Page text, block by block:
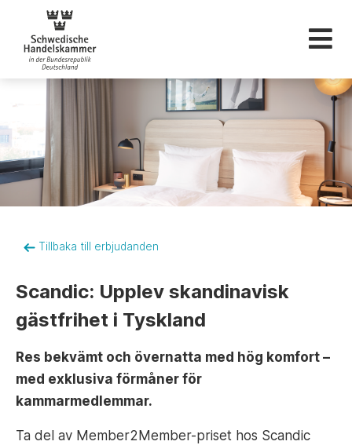
Svenska
Tillbaka till erbjudanden
Scandic: Upplev skandinavisk
gästfrihet i Tyskland
Res bekvämt och övernatta med hög komfort –
med exklusiva förmåner för
kammarmedlemmar.
Ta del av Member2Member-priset hos Scandic